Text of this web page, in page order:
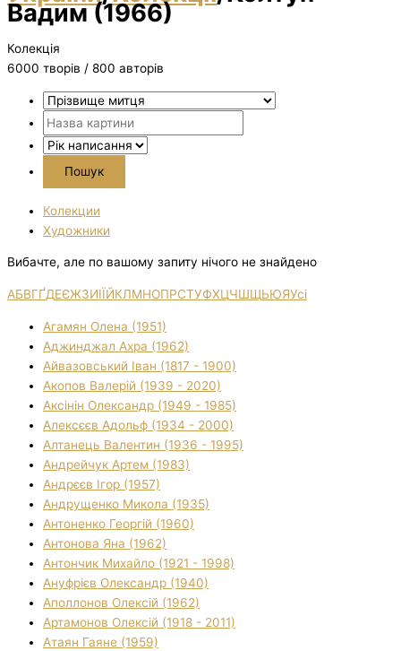
Вадим (1966)
Колекція
6000 творiв / 800 авторів
Колекции
Художники
Вибачте, але по вашому запиту нічого не знайдено
АБВГҐДЕЄЖЗИІЇЙКЛМНОПРСТУФХЦЧШЩЬЮЯУсі
Агамян Олена (1951)
Аджинджал Ахра (1962)
Айвазовський Іван (1817 - 1900)
Акопов Валерій (1939 - 2020)
Аксінін Олександр (1949 - 1985)
Алексєєв Адольф (1934 - 2000)
Алтанець Валентин (1936 - 1995)
Андрейчук Артем (1983)
Андрєєв Ігор (1957)
Андрущенко Микола (1935)
Антоненко Георгій (1960)
Антонова Яна (1962)
Антончик Михайло (1921 - 1998)
Ануфрієв Олександр (1940)
Аполлонов Олексій (1962)
Артамонов Олексій (1918 - 2011)
Атаян Гаяне (1959)